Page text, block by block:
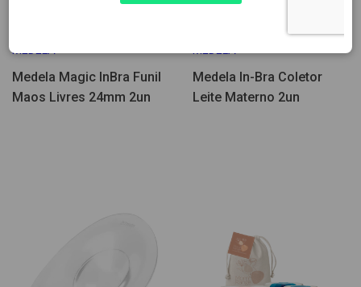
MEDELA
Medela Magic InBra Funil
Maos Livres 24mm 2un
Medela In-Bra Coletor
Leite Materno 2un